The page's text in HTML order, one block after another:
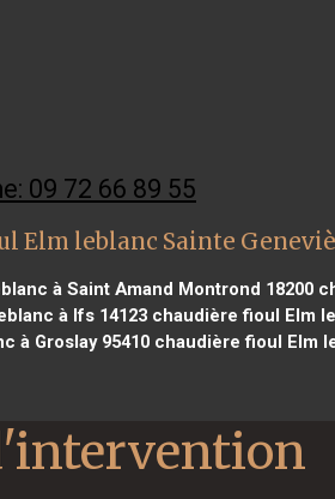
09 72 66 89 55
leblanc Sainte
à Saint Amand Montrond 18200
à Ifs 14123 chaudière fioul Elm
à Groslay 95410chaudière fioul Elm